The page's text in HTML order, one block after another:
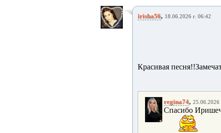
irisha56, 18.06.2026 г. 06:42
Красивая
regina74, 25.06.2026
Спасибо